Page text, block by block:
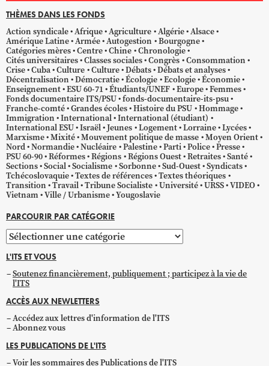
THÈMES DANS LES FONDS
Action syndicale Afrique Agriculture Algérie Alsace
Amérique Latine Armée Autogestion
Bourgogne
Catégories mères Centre Chine Chronologie
Cités universitaires Classes sociales Congrès Consommation
Crise Cuba Culture Culture Débats Débats et analyses
Décentralisation Démocratie Écologie Ecologie Économie
Enseignement ESU 60-71 Étudiants/UNEF Europe Femmes
Fonds documentaire ITS/PSU fonds-documentaire-its-psu
Franche-comté Grandes écoles Histoire du PSU Hommage
Immigration International International (étudiant)
International ESU Israël Jeunes Logement Lorraine Lycées
Marxisme Mixité Mouvement politique de masse Moyen Orient
Nord Normandie Nucléaire Palestine Parti Police Presse
PSU 60-90 Réformes Régions Régions Ouest Retraites Santé
Sections Social Socialisme Sorbonne Sud-Ouest Syndicats
Tchécoslovaquie Textes de références Textes théoriques
Transition Travail Tribune Socialiste Université URSS VIDEO
Vietnam Ville / Urbanisme Yougoslavie
PARCOURIR PAR CATÉGORIE
Parcourir
par
catégorie
L'ITS ET VOUS
Soutenez financièrement, publiquement ; participez à la vie de
l'ITS
ACCÈS AUX NEWLETTERS
Accédez aux lettres d'information de l'ITS
Abonnez vous
LES PUBLICATIONS DE L'ITS
Voir les sommaires des Publications de l'ITS